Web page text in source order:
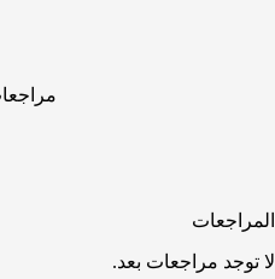
المراجعات
لا توجد مراجعات بعد.